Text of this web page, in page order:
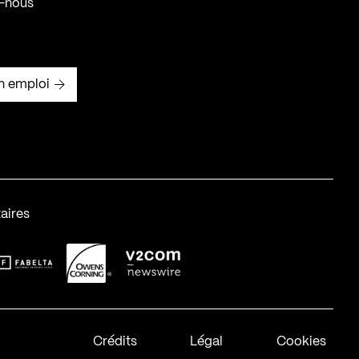
nous
emploi
Crédits Légal Cookies